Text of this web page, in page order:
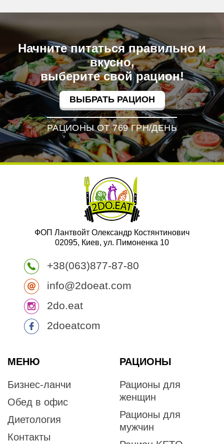
Начните питаться правильно и
вкусно,
выберите свой рацион!
ВЫБРАТЬ РАЦИОН
РАЦИОНЫ ОТ 769 ГРН/ДЕНЬ
ФОП Лантвойт Олександр Костянтинович
02095, Киев, ул. Пимоненка 10
+38(063)877-87-80
info@2doeat.com
2do.eat
2doeatcom
МЕНЮ
Бизнес-ланчи
Обед в офис
Диетология
Контакты
РАЦИОНЫ
Рационы для
женщин
Рационы для
мужчин